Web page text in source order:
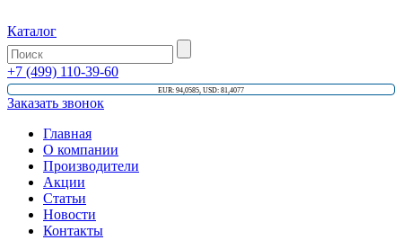
Каталог
+7 (499) 110-39-60
EUR: 94,0585, USD: 81,4077
Заказать звонок
Главная
О компании
Производители
Акции
Статьи
Новости
Контакты